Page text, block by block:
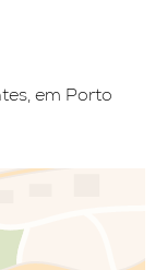
em Porto